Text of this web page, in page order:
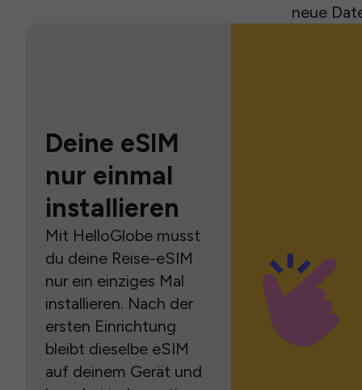
neue
Deine eSIM
nur einmal
installieren
Mit HelloGlobe musst
du deine Reise-eSIM
nur ein einziges Mal
installieren. Nach der
ersten Einrichtung
bleibt dieselbe eSIM
auf deinem Gerät und